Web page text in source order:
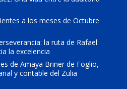
a los meses de Octubre
la ruta de Rafael
la excelencia
de Amaya Briner de Foglio,
y contable del Zulia